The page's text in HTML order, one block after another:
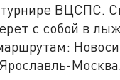
ВЦСПС.
с собой в
Москва.